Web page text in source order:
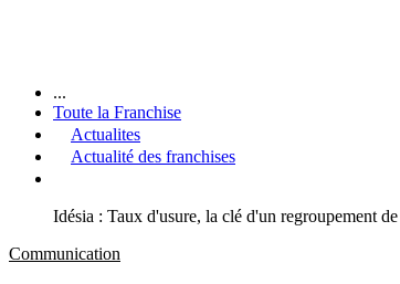
...
Toute la Franchise
Actualites
Actualité des franchises
Idésia : Taux d'usure, la clé d'un regroupement
Communication